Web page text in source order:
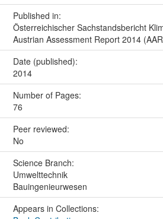
Published in:
Österreichischer Sachstandsbericht
Austrian Assessment Report 2014
Date (published):
2014
Number of Pages:
76
Peer reviewed:
No
Science Branch:
Umwelttechnik
Bauingenieurwesen
Appears in Collections: